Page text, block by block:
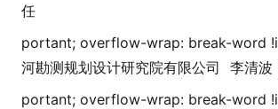
任
portant; overflow-wrap: break-word !i
河勘测规划设计研究院有限公司
李清波
portant; overflow-wrap: break-word !i